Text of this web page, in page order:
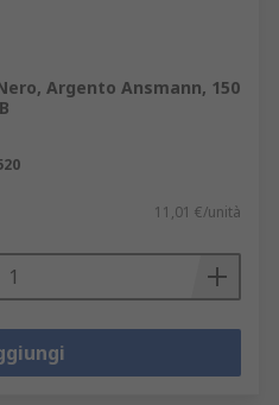
Argento Ansmann, 150
11,01 €/unità